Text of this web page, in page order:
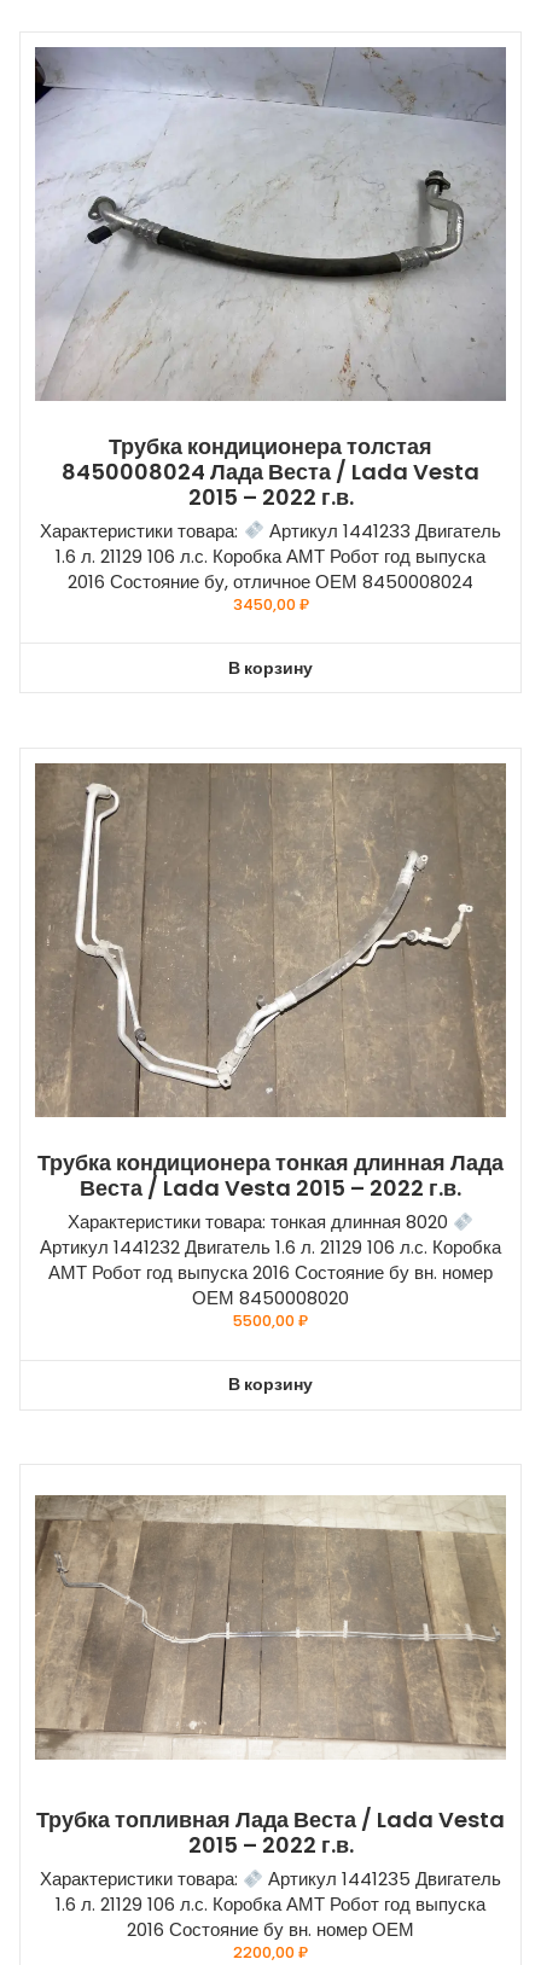
Трубка кондиционера толстая
8450008024 Лада Веста / Lada Vesta
2015 – 2022 г.в.
Характеристики товара:
Артикул 1441233 Двигатель
1.6 л. 21129 106 л.с. Коробка АМТ Робот год выпуска
2016 Состояние бу, отличное ОЕМ 8450008024
3450,00₽
В корзину
Трубка кондиционера тонкая длинная Лада
Веста / Lada Vesta 2015 – 2022 г.в.
Характеристики товара: тонкая длинная 8020
Артикул 1441232 Двигатель 1.6 л. 21129 106 л.с. Коробка
АМТ Робот год выпуска 2016 Состояние бу вн. номер
ОЕМ 8450008020
5500,00₽
В корзину
Трубка топливная Лада Веста / Lada Vesta
2015 – 2022 г.в.
Характеристики товара:
Артикул 1441235 Двигатель
1.6 л. 21129 106 л.с. Коробка АМТ Робот год выпуска
2016 Состояние бу вн. номер ОЕМ
2200,00₽